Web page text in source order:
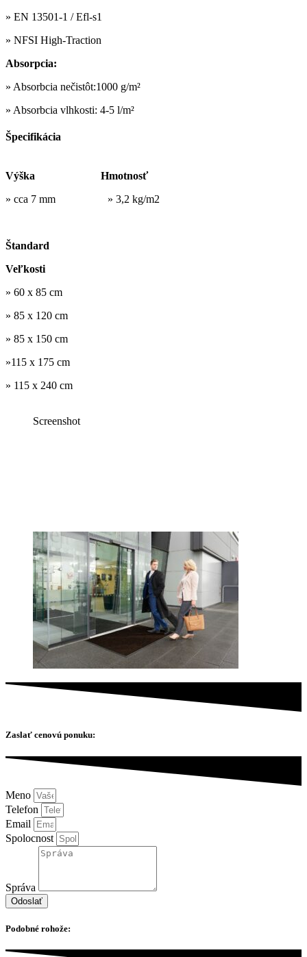
» EN 13501-1 / Efl-s1
» NFSI High-Traction
Absorpcia:
» Absorbcia nečistôt:1000 g/m²
» Absorbcia vlhkosti: 4-5 l/m²
Špecifikácia
Výška Hmotnosť
» cca 7 mm » 3,2 kg/m2
Štandard
Veľkosti
» 60 x 85 cm
» 85 x 120 cm
» 85 x 150 cm
»115 x 175 cm
» 115 x 240 cm
Screenshot
Zaslať cenovú ponuku:
Meno
Telefon
Email
Spolocnost
Správa
Odoslať
Podobné rohože: